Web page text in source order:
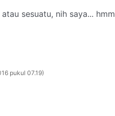
sesuatu, nih saya... hmm
pukul 07.19